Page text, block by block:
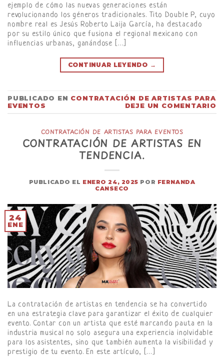
ejemplo de cómo las nuevas generaciones están
revolucionando los géneros tradicionales. Tito Double P, cuyo
nombre real es Jesús Roberto Laija García, ha destacado
por su estilo único que fusiona el regional mexicano con
influencias urbanas, ganándose […]
CONTINUAR LEYENDO →
PUBLICADO EN CONTRATACIÓN DE ARTISTAS PARA
EVENTOS
DEJE UN COMENTARIO
CONTRATACIÓN DE ARTISTAS PARA EVENTOS
CONTRATACIÓN DE ARTISTAS EN
TENDENCIA.
PUBLICADO EL ENERO 24, 2025 POR FERNANDA
CANSECO
24
ENE
La contratación de artistas en tendencia se ha convertido
en una estrategia clave para garantizar el éxito de cualquier
evento. Contar con un artista que esté marcando pauta en la
industria musical no solo asegura una experiencia inolvidable
para los asistentes, sino que también aumenta la visibilidad y
prestigio de tu evento. En este artículo, […]